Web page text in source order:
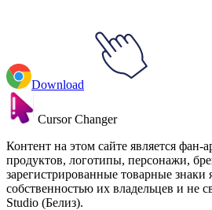
Download
Cursor Changer
Контент на этом сайте является фан-
продуктов, логотипы, персонажи,
зарегистрированные товарные знаки
собственностью их владельцев и не
Studio (Белиз).